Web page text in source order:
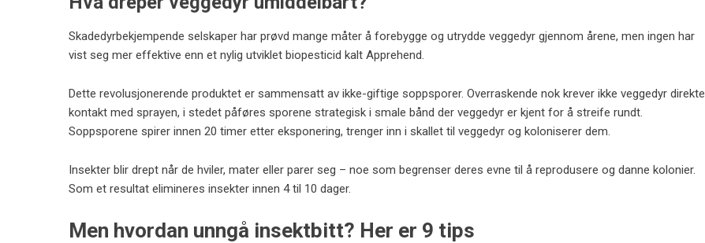
Skadedyrbekjempende selskaper har prøvd mange måter å forebygge og utrydde veggedyr gjennom årene, men ingen har
vist seg mer effektive enn et nylig utviklet biopesticid kalt Apprehend.
Dette revolusjonerende produktet er sammensatt av ikke-giftige soppsporer. Overraskende nok krever ikke veggedyr direkte
kontakt med sprayen, i stedet påføres sporene strategisk i smale bånd der veggedyr er kjent for å streife rundt.
Soppsporene spirer innen 20 timer etter eksponering, trenger inn i skallet til veggedyr og koloniserer dem.
Insekter blir drept når de hviler, mater eller parer seg – noe som begrenser deres evne til å reprodusere og danne kolonier.
Som et resultat elimineres insekter innen 4 til 10 dager.
Men hvordan unngå insektbitt? Her er 9 tips